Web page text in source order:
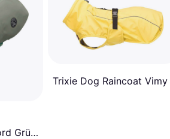
Grün
Trixie Dog Raincoat Vimy